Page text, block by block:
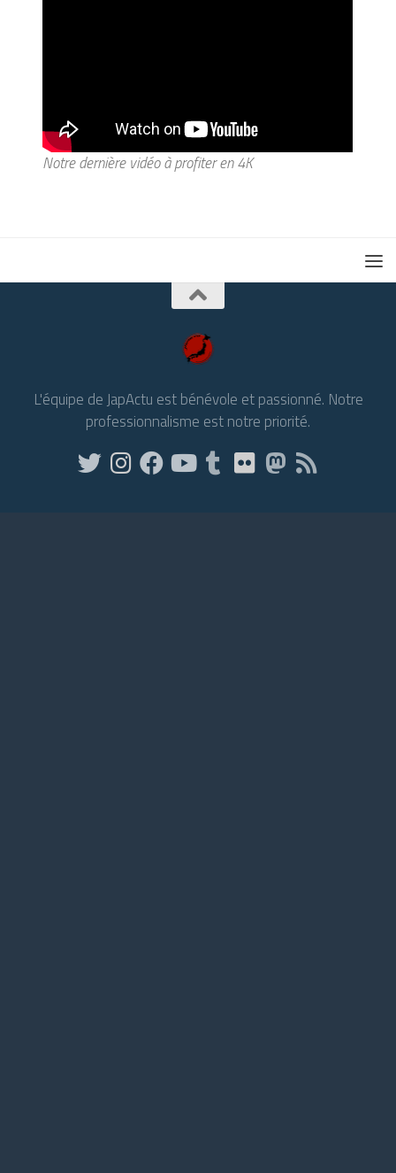
Notre dernière vidéo à profiter en 4K
L'équipe de JapActu est bénévole et passionné. Notre
professionnalisme est notre priorité.